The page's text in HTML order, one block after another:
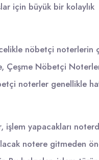
için büyük bir kolaylık
nöbetçi noterlerin
Nöbetçi Noterler
noterler genellikle
yapacakları
notere gitmeden